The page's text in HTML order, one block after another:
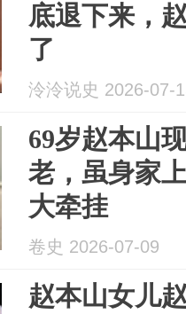
底退下来，
了
泠泠说史 2026-07-
69岁赵本山
老，虽身家
大牵挂
卷史 2026-07-09
赵本山女儿